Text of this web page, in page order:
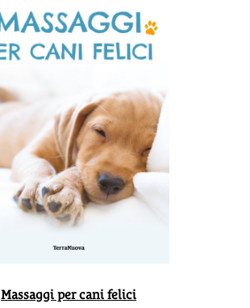
Massaggi per cani felici